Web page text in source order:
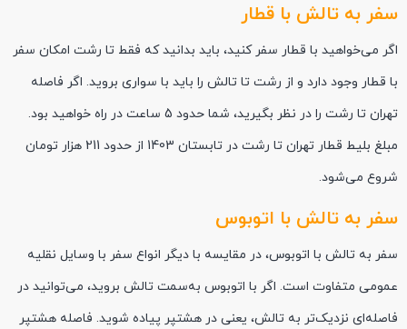
سفر به تالش با قطار
اگر می‌خواهید با قطار سفر کنید، باید بدانید که فقط تا رشت امکان سفر
با قطار وجود دارد و از رشت تا تالش را باید با سواری بروید. اگر فاصله
تهران تا رشت را در نظر بگیرید، شما حدود 5 ساعت در راه خواهید بود.
مبلغ بلیط قطار تهران تا رشت در تابستان 1403 از حدود 211 هزار تومان
شروع می‌شود.
سفر به تالش با اتوبوس
سفر به تالش با اتوبوس، در مقایسه با دیگر انواع سفر با وسایل نقلیه
عمومی متفاوت است. اگر با اتوبوس به‌سمت تالش بروید، می‌توانید در
فاصله‌ای نزدیک‌تر به تالش، یعنی در هشتپر پیاده شوید. فاصله هشتپر